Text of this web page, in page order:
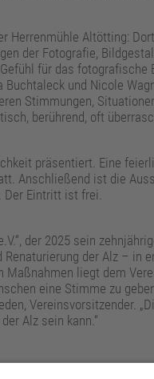
Herrenmühle Altötting:
der Fotografie,
für das fotografische
und Nicole
Stimmungen,
berührend, oft
präsentiert. Eine
Anschließend ist die
Der Eintritt ist frei.
der 2025 sein
der Alz – in
liegt dem
eine Stimme zu
Vereinsvorsitzender.
Alz sein kann.“